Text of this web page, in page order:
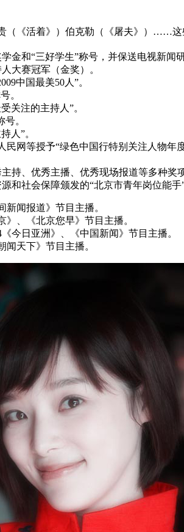
《活着》）伯克勒（《屠夫》）……这
和“三好学生”称号，并保送电视新闻研
大赛冠军（金奖）。
中国最美50人”。
。
关注的主持人”。
。
人”。
网等授予“绿色中国行特别关注人物年
、优秀主播、优秀现场报道等多种奖项
社会保障颁发的“北京市青年岗位能手”
闻报道》节目主播。
、《北京您早》节目主播。
日亚洲》、《中国新闻》节目主播。
天下》节目主播。